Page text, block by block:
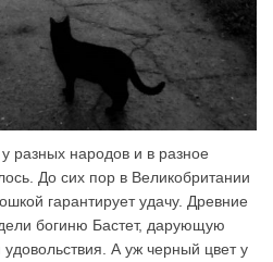
разных народов и в разное
До сих пор в Великобритании
гарантирует удачу. Древние
богиню Бастет, дарующую
удовольствия. А уж черный цвет у